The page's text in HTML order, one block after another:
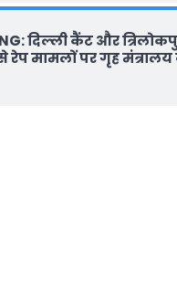
दिल्‍ली कैंट और
रेप मामलों पर गृह मंत्रालय